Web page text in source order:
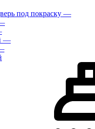
под покраску —
—